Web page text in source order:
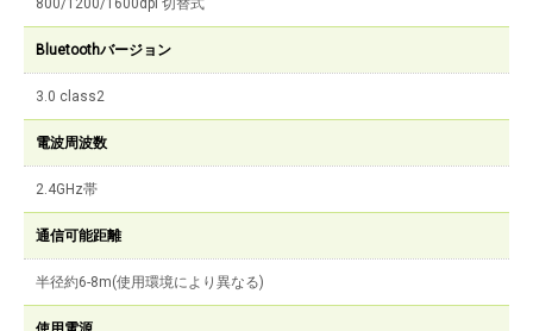
800/1200/1600dpi 切替式
Bluetoothバージョン
3.0 class2
電波周波数
2.4GHz帯
通信可能距離
半径約6-8m(使用環境により異なる)